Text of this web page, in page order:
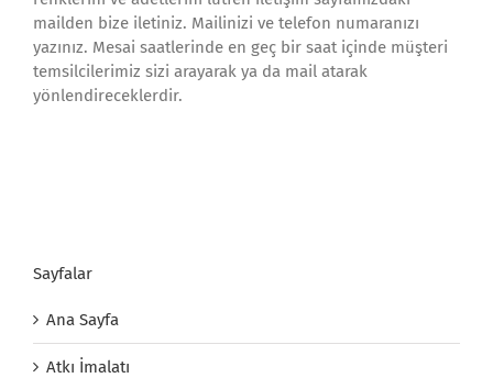
mailden bize iletiniz. Mailinizi ve telefon numaranızı
yazınız. Mesai saatlerinde en geç bir saat içinde müşteri
temsilcilerimiz sizi arayarak ya da mail atarak
yönlendireceklerdir.
Sayfalar
Ana Sayfa
Atkı İmalatı